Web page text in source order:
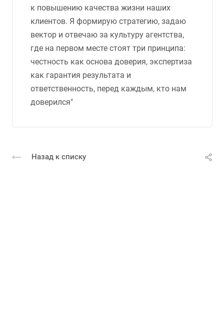
к повышению качества жизни наших
клиентов. Я формирую стратегию, задаю
вектор и отвечаю за культуру агентства,
где на первом месте стоят три принципа:
честность как основа доверия, экспертиза
как гарантия результата и
ответственность, перед каждым, кто нам
доверился"
Назад к списку